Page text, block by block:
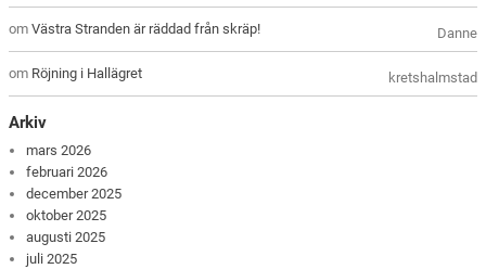
Danne
omVästra Stranden är räddad från skräp!
kretshalmstad
om Röjning i Hallägret
Arkiv
mars 2026
februari 2026
december 2025
oktober 2025
augusti 2025
juli 2025